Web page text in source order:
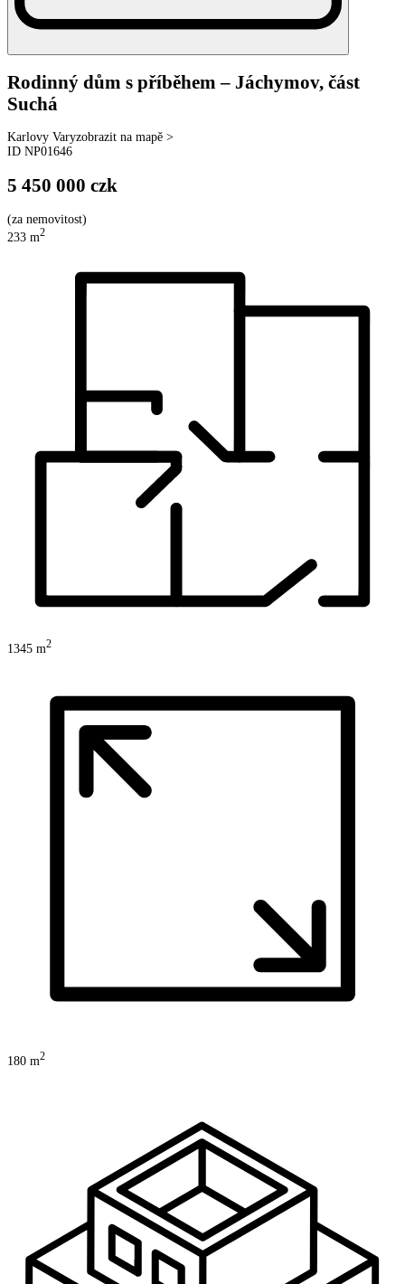
Rodinný dům s příběhem – Jáchymov, část
Suchá
Karlovy Varyzobrazit na mapě >
ID NP01646
5 450 000 czk
(za nemovitost)
233 m2
1345 m2
180 m2